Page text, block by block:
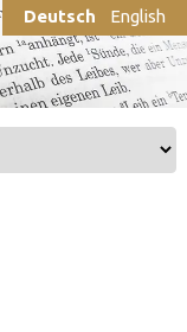
Deutsch English